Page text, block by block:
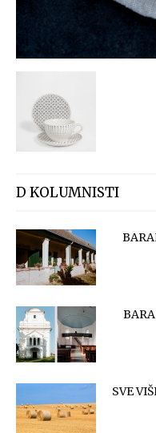
D KOLUMNISTI
SVE